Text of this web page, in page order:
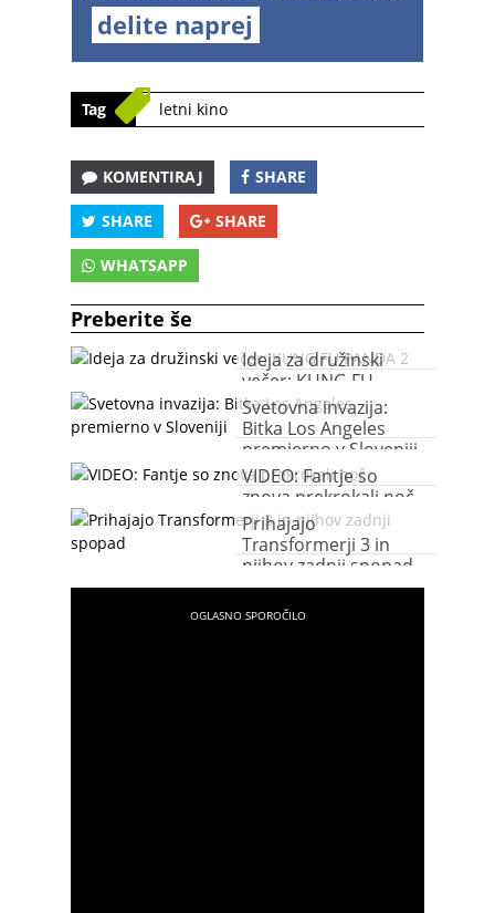
delite naprej
Tag letni kino
KOMENTIRAJ SHARE
SHARE SHARE
WHATSAPP
Preberite še
Ideja za družinski
večer: KUNG FU
PANDA 2
Svetovna invazija:
Bitka Los Angeles
premierno v Sloveniji
VIDEO: Fantje so
znova prekrokali noč
Prihajajo
Transformerji 3 in
njihov zadnji spopad